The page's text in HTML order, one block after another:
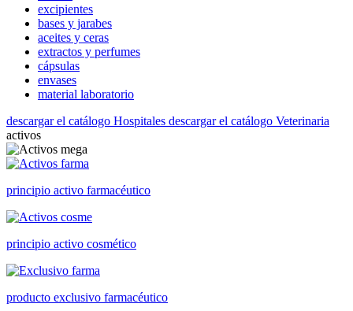
excipientes
bases y jarabes
aceites y ceras
extractos y perfumes
cápsulas
envases
material laboratorio
descargar el catálogo Hospitales descargar el catálogo Veterinaria
activos
principio activo farmacéutico
principio activo cosmético
producto exclusivo farmacéutico